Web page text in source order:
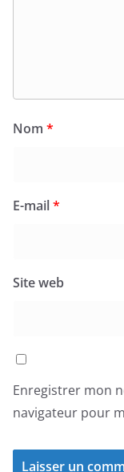
Nom *
E-mail*
Site web
Enregistrer mon
navigateur pour